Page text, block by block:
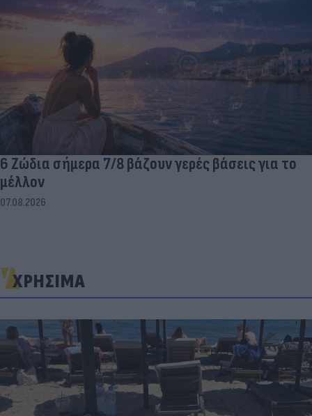
6 Ζώδια σήμερα 7/8 βάζουν γερές βάσεις για το
μέλλον
07.08.2026
ΧΡΗΣΙΜΑ